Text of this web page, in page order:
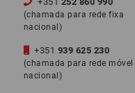
(chamada para rede fixa
nacional)
+351 939 625 230
(chamada para rede móvel
nacional)